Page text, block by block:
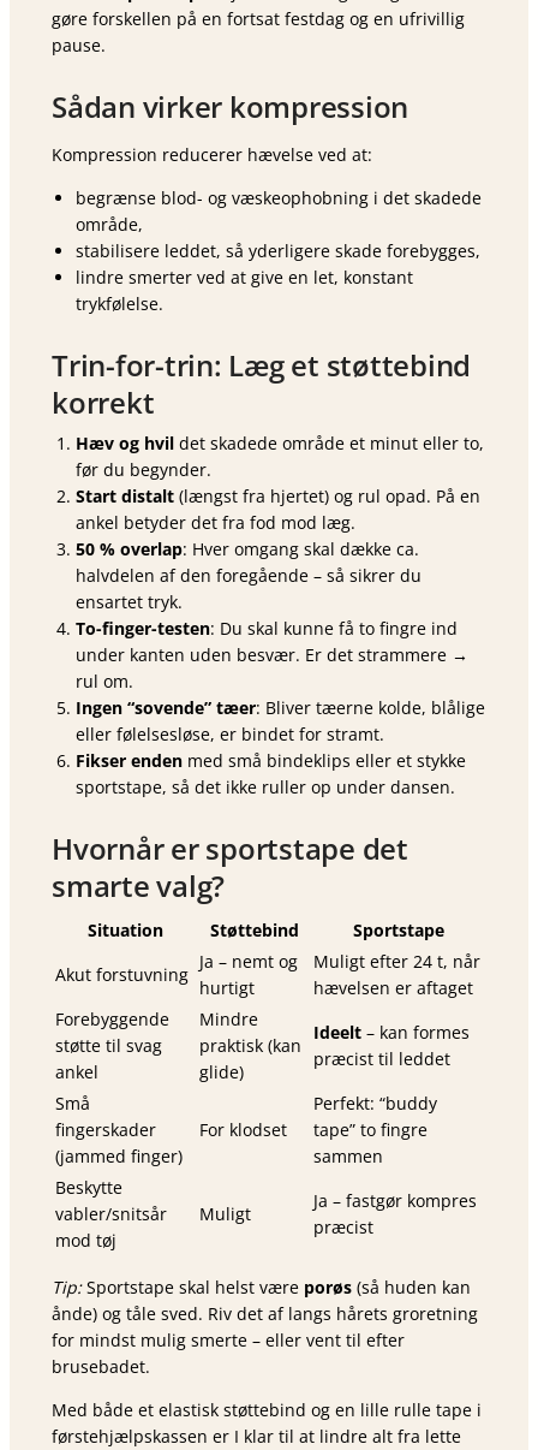
gøre forskellen på en fortsat festdag og en ufrivillig
pause.
Sådan virker kompression
Kompression reducerer hævelse ved at:
begrænse blod- og væskeophobning i det skadede
område,
stabilisere leddet, så yderligere skade forebygges,
lindre smerter ved at give en let, konstant
trykfølelse.
Trin-for-trin: Læg et støttebind
korrekt
Hæv og hvil det skadede område et minut eller to,
før du begynder.
Start distalt (længst fra hjertet) og rul opad. På en
ankel betyder det fra fod mod læg.
50 % overlap: Hver omgang skal dække ca.
halvdelen af den foregående – så sikrer du
ensartet tryk.
To-finger-testen: Du skal kunne få to fingre ind
under kanten uden besvær. Er det strammere →
rul om.
Ingen “sovende” tæer: Bliver tæerne kolde, blålige
eller følelsesløse, er bindet for stramt.
Fikser enden med små bindeklips eller et stykke
sportstape, så det ikke ruller op under dansen.
Hvornår er sportstape det
smarte valg?
Situation Støttebind
Sportstape
Akut forstuvning
Ja – nemt og
hurtigt
Muligt efter 24 t, når
hævelsen er aftaget
Forebyggende
støtte til svag
ankel
Mindre
praktisk (kan
glide)
Ideelt – kan formes
præcist til leddet
Små
fingerskader
(jammed finger)
For klodset
Perfekt: “buddy
tape” to fingre
sammen
Beskytte
vabler/snitsår
mod tøj
Muligt
Ja – fastgør kompres
præcist
Tip:Sportstape skal helst være porøs (så huden kan
ånde) og tåle sved. Riv det af langs hårets groretning
for mindst mulig smerte – eller vent til efter
brusebadet.
Med både et elastisk støttebind og en lille rulle tape i
førstehjælpskassen er I klar til at lindre alt fra lette